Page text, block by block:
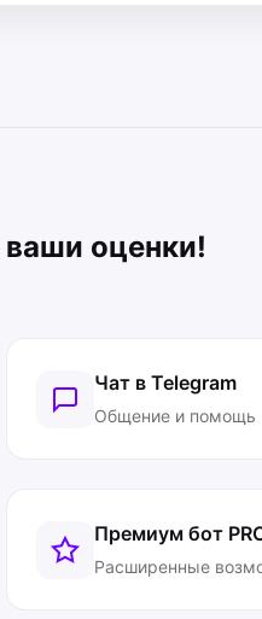
оценки!
Чат в Telegram
Общение и помощь
Премиум бот
Расширенные